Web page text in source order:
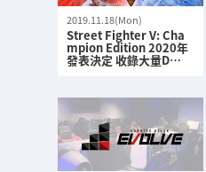
2019.11.18(Mon)
Street Fighter V: Cha
mpion Edition 2020年
發表決定 收錄大量D…